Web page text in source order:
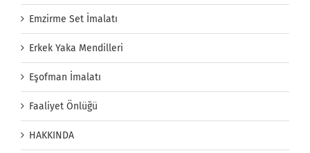
Emzirme Set İmalatı
Erkek Yaka Mendilleri
Eşofman İmalatı
Faaliyet Önlüğü
HAKKINDA